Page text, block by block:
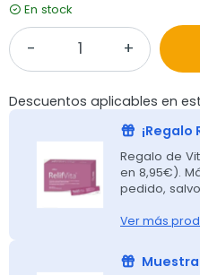
En stock
Descuentos aplicables en
Regalo de
en 8,95€).
pedido,
Ver más